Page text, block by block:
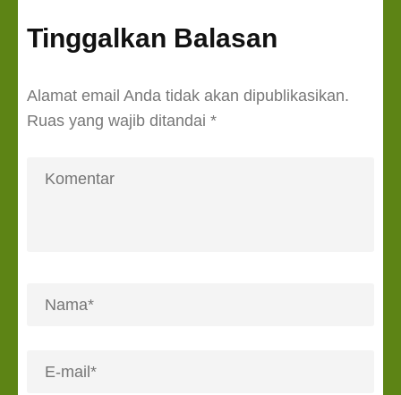
Tinggalkan Balasan
Alamat email Anda tidak akan dipublikasikan.
Ruas yang wajib ditandai *